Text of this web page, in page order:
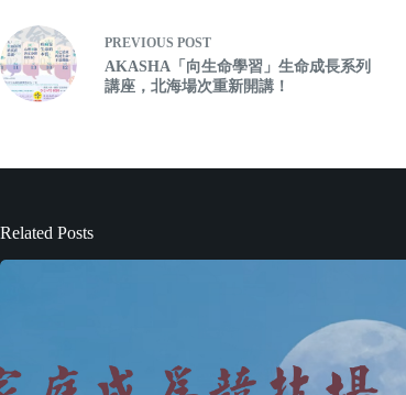
PREVIOUS POST
AKASHA「向生命學習」生命成長系列
講座，北海場次重新開講！
Related Posts